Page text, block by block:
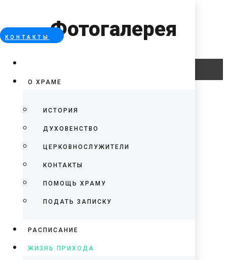
КОНТАКТЫ
О ХРАМЕ
ИСТОРИЯ
ДУХОВЕНСТВО
ЦЕРКОВНОСЛУЖИТЕЛИ
КОНТАКТЫ
ПОМОЩЬ ХРАМУ
ПОДАТЬ ЗАПИСКУ
РАСПИСАНИЕ
ЖИЗНЬ ПРИХОДА
Фотогалерея